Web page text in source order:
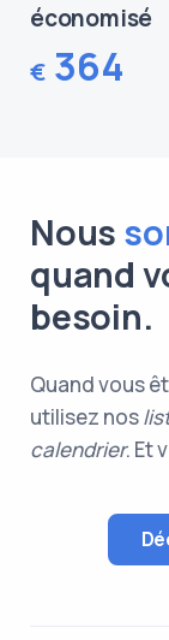
économisé
€ 364
Nous
quand
besoin.
Quand vous
utilisez nos
calendrier. Et